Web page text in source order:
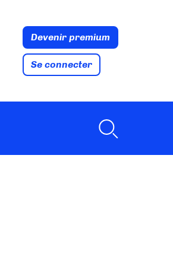
Devenir premium
Se connecter